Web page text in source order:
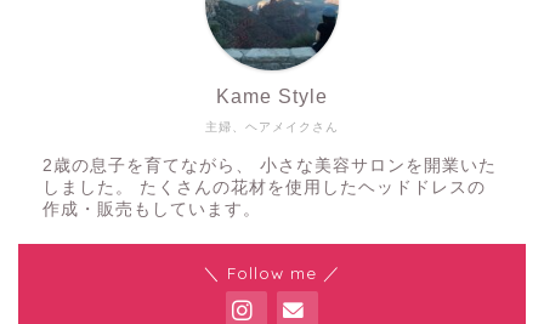
主婦、ヘアメイクさん
Kame Style
2歳の息子を育てながら、 小さな美容サロンを開業いた
しました。 たくさんの花材を使用したヘッドドレスの
作成・販売もしています。
＼ Follow me ／